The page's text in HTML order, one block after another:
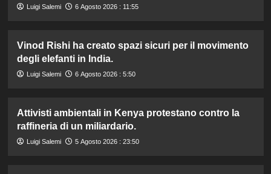
Luigi Salemi 6 Agosto 2026 : 11:55
Vinod Rishi ha creato spazi sicuri per il movimento
degli elefanti in India.
Luigi Salemi 6 Agosto 2026 : 5:50
Attivisti ambientali in Kenya protestano contro la
raffineria di un miliardario.
Luigi Salemi 5 Agosto 2026 : 23:50